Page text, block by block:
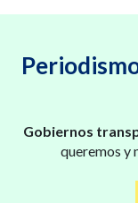
Gobiernos
queremos y